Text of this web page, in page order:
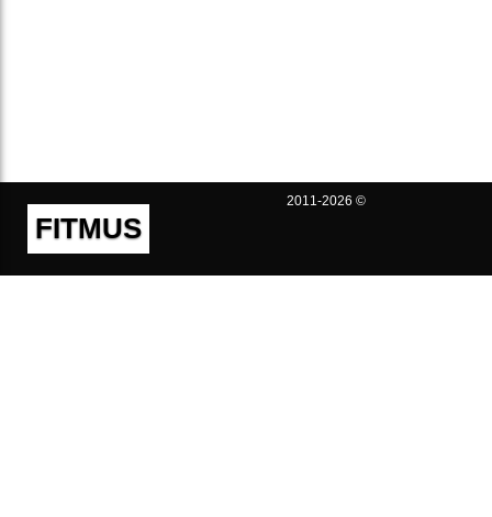
FITMUS
2011-2026 ©